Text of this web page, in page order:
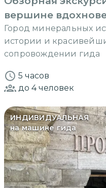
вершине
Город минеральных
истории и
сопровождении гида
5 часов
до 4человек
ИНДИВИДУАЛЬНАЯ
на машине гида